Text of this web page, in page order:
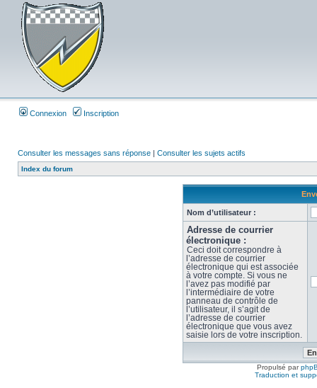
Connexion Inscription
Consulter les messages sans réponse | Consulter les sujets actifs
Index du forum
Nom d’utilisateur :
Adresse de courrier
électronique :
Ceci doit correspondre à
l’adresse de courrier
électronique qui est associée
à votre compte. Si vous ne
l’avez pas modifié par
l’intermédiaire de votre
panneau de contrôle de
l’utilisateur, il s’agit de
l’adresse de courrier
électronique que vous avez
saisie lors de votre inscription.
Propulsé par
Traduction et